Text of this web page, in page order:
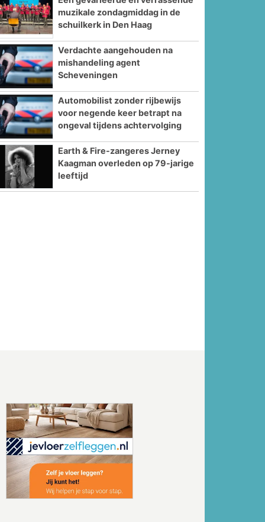
muzikale zondagmiddag in de
schuilkerk in Den Haag
Verdachte aangehouden na
mishandeling agent
Scheveningen
Automobilist zonder rijbewijs
voor negende keer betrapt na
ongeval tijdens achtervolging
Earth & Fire-zangeres Jerney
Kaagman overleden op 79-jarige
leeftijd